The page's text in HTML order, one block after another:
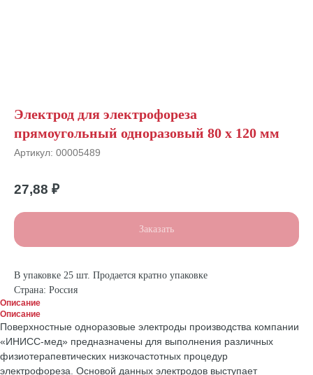
Электрод для электрофореза
прямоугольный одноразовый 80 х 120 мм
Артикул: 00005489
27,88 ₽
Заказать
В упаковке 25 шт. Продается кратно упаковке
Страна: Россия
Описание
Описание
Поверхностные одноразовые электроды производства компании
«ИНИСС-мед» предназначены для выполнения различных
физиотерапевтических низкочастотных процедур
электрофореза. Основой данных электродов выступает